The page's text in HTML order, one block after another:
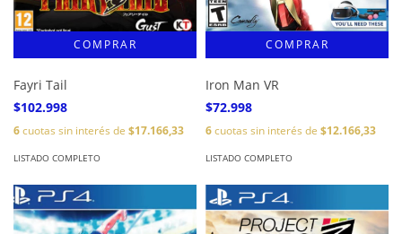
Fayri Tail
$102.998
6cuotas sin interés de $17.166,33
LISTADO COMPLETO
Iron Man VR
$72.998
6cuotas sin interés de $12.166,33
LISTADO COMPLETO